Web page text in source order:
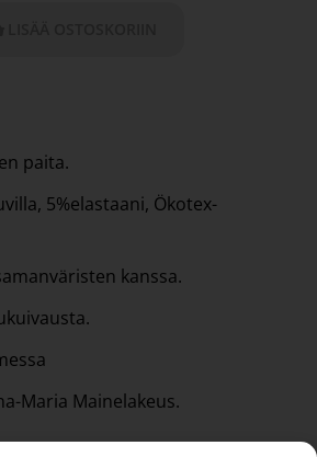
paita.
5%elastaani, Ökotex-
kanssa.
Maria Mainelakeus.